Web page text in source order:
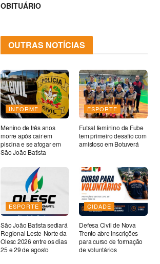
OBITUÁRIO
OUTRAS NOTÍCIAS
INFORME
Menino de três anos
morre após cair em
piscina e se afogar em
São João Batista
ESPORTE
Futsal feminino da Fube
tem primeiro desafio com
amistoso em Botuverá
ESPORTE
São João Batista sediará
Regional Leste-Norte da
Olesc 2026 entre os dias
25 e 29 de agosto
CIDADE
Defesa Civil de Nova
Trento abre inscrições
para curso de formação
de voluntários